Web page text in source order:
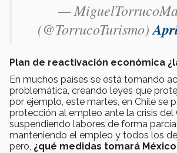
—
(@TorrucoTurismo)
Plan de reactivación económica
En muchos países se está tomando
problemática, creando leyes que
por ejemplo, este martes, en Chile se
protección al empleo ante la crisis del
suspendiendo labores de forma
manteniendo el empleo y todos los
pero, ¿qué medidas tomará